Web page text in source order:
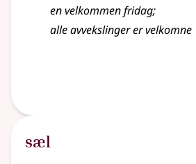
envelkommenfridag;
alle avvekslinger er velkomne
sæl